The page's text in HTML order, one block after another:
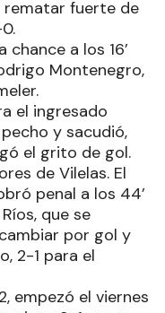
rematar fuerte de
a los 16’
Montenegro,
el ingresado
y sacudió,
el grito de gol.
de Vilelas. El
penal a los 44’
que se
por gol y
2-1 para el
empezó el viernes